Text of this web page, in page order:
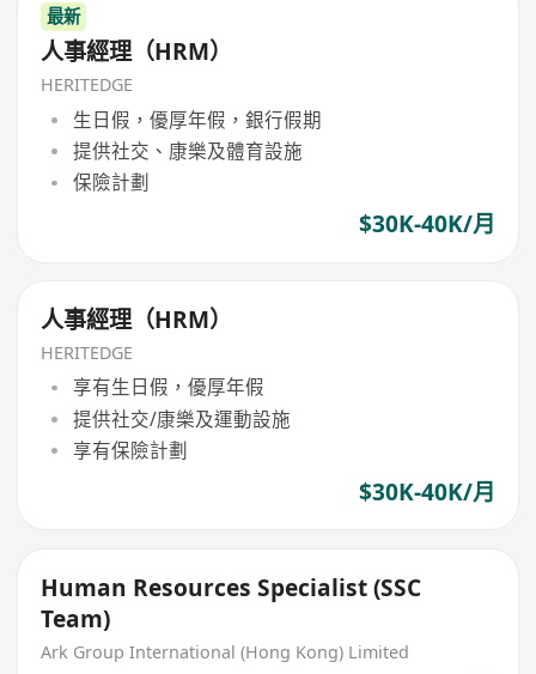
最新
人事經理（HRM）
HERITEDGE
生日假，優厚年假，銀行假期
提供社交、康樂及體育設施
保險計劃
$30K-40K/月
人事經理（HRM）
HERITEDGE
享有生日假，優厚年假
提供社交/康樂及運動設施
享有保險計劃
$30K-40K/月
Human Resources Specialist (SSC
Team)
Ark Group International (Hong Kong) Limited